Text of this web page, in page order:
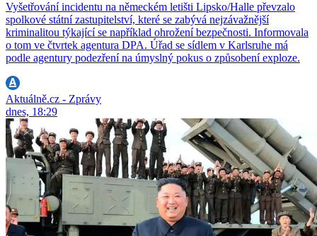
Vyšetřování incidentu na německém letišti Lipsko/Halle převzalo
spolkové státní zastupitelství, které se zabývá nejzávažnější
kriminalitou týkající se například ohrožení bezpečnosti. Informovala
o tom ve čtvrtek agentura DPA. Úřad se sídlem v Karlsruhe má
podle agentury podezření na úmyslný pokus o způsobení exploze.
Aktuálně.cz - Zprávy
dnes, 18:29